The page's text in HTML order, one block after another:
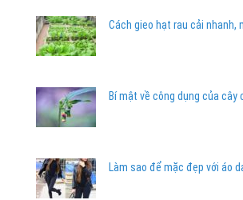
Cách gieo hạt rau cải nhanh,
Bí mật về công dụng của cây
Làm sao để mặc đẹp với áo